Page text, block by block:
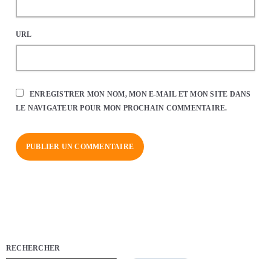
URL
ENREGISTRER MON NOM, MON E-MAIL ET MON SITE DANS
LE NAVIGATEUR POUR MON PROCHAIN COMMENTAIRE.
RECHERCHER